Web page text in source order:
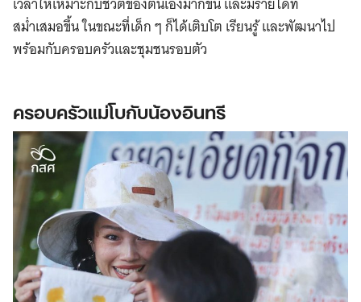
สม่ำเสมอขึ้น ในขณะที่เด็ก ๆ ก็ได้เติบโต เรียนรู้ และพัฒนาไป
พร้อมกับครอบครัวและชุมชนรอบตัว
ครอบครัวแม่โบกับน้องอินทรี